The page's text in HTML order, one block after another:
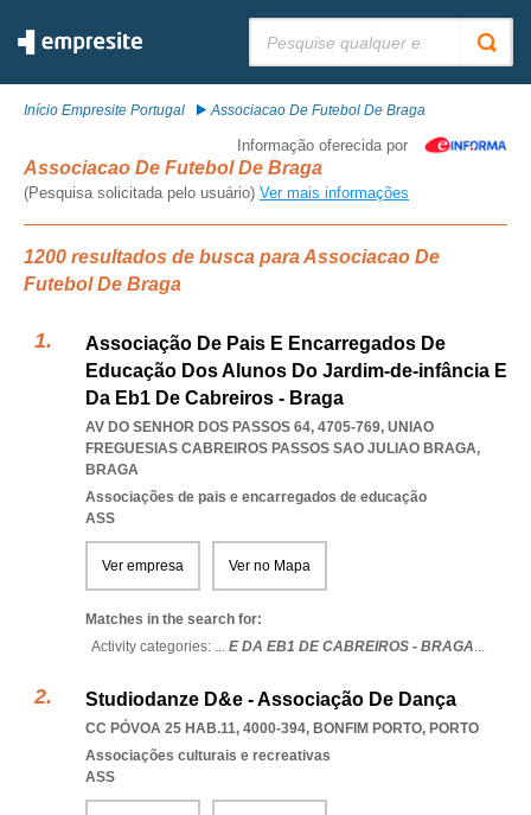
Início Empresite Portugal Associacao De Futebol De Braga
Informação oferecida por
Associacao De Futebol De Braga
(Pesquisa solicitada pelo usuário) Ver mais informações
1200 resultados de busca para Associacao De
Futebol De Braga
Associação De Pais E Encarregados De
Educação Dos Alunos Do Jardim-de-infância E
Da Eb1 De Cabreiros - Braga
AV DO SENHOR DOS PASSOS 64, 4705-769, UNIAO
FREGUESIAS CABREIROS PASSOS SAO JULIAO BRAGA,
BRAGA
Associações de pais e encarregados de educação
ASS
Ver empresa Ver no Mapa
Matches in the search for:
Activity categories: ... E DA EB1 DE CABREIROS - BRAGA...
Studiodanze D&e - Associação De Dança
CC PÓVOA 25 HAB.11, 4000-394, BONFIM PORTO, PORTO
Associações culturais e recreativas
ASS